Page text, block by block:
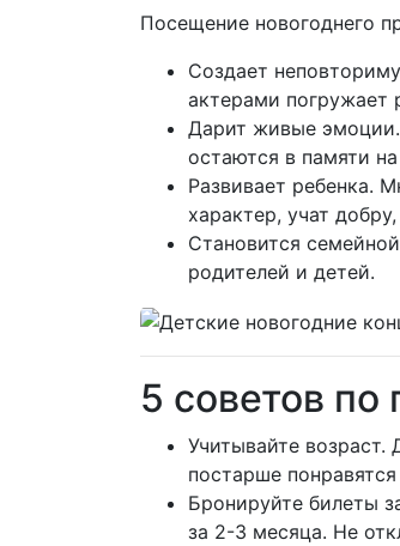
Посещение новогоднего
Создает
актерами погружает
Дарит живые эмоции.
остаются в памяти
Развивает ребенка.
характер, учат
Становится
родителей и детей.
5 советов
Учитывайте
постарше
Бронируйте билеты
за 2-3 месяца. Не